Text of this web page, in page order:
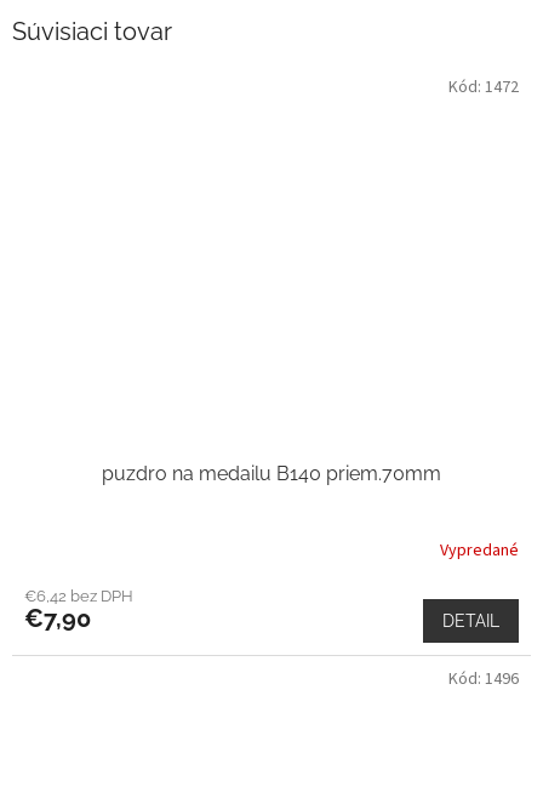
Súvisiaci tovar
puzdro na medailu B140 priem.70mm
Vypredané
€6,42 bez DPH
€7,90 DETAIL
Kód: 1472
Kód: 1496